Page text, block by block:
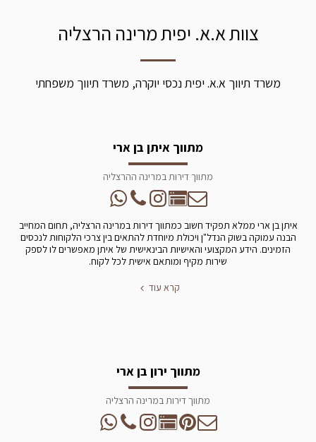
צוות א.א. יפית מרינה הרצליה
משרד תיווך א.א. יפית נכסי יוקרה, משרד תיווך משפחתי
מתווך איתן בן ארי
מתווך דירות במרינה ההרצליה
איתן בן ארי ממלא תפקיד חשוב כמתווך דירות במרינה הרצליה, תחום המחייב
הבנה עמוקה בשוק הנדל"ן ויכולת מיוחדת להתאים בין צרכי הלקוחות לנכסים
הזמינים. הידע המקצועי והאישיות הבינאישית של איתן מאפשרים לו לספק
שירות מקיף ומותאם אישית לכל לקוח.
קרא עוד
מתווך ירון בן ארי
מתווך דירות במרינה הרצליה